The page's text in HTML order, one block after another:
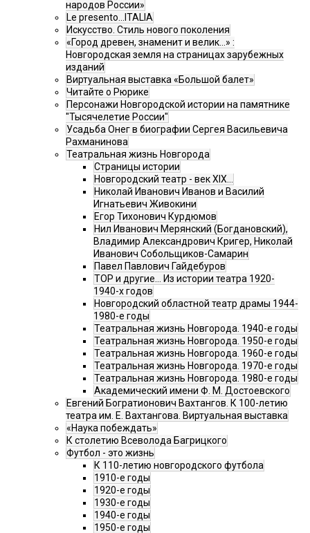
народов России»
Le presento...ITALIA
Искусство. Стиль нового поколения
«Город древен, знаменит и велик…» :
Новгородская земля на страницах зарубежных
изданий
Виртуальная выставка «Большой балет»
Читайте о Рюрике
Персонажи Новгородской истории на памятнике
"Тысячелетие России"
Усадьба Онег в биографии Сергея Васильевича
Рахманинова
Театральная жизнь Новгорода
Страницы истории
Новгородский театр - век XIX…
Николай Иванович Иванов и Василий
Игнатьевич Живокини
Егор Тихонович Курдюмов
Нил Иванович Мерянский (Богдановский),
Владимир Александрович Кригер, Николай
Иванович Собольщиков-Самарин
Павел Павлович Гайдебуров
ТОР и другие… Из истории театра 1920-
1940-х годов
Новгородский областной театр драмы 1944-
1980-е годы
Театральная жизнь Новгорода. 1940-е годы
Театральная жизнь Новгорода. 1950-е годы
Театральная жизнь Новгорода. 1960-е годы
Театральная жизнь Новгорода. 1970-е годы
Театральная жизнь Новгорода. 1980-е годы
Академический имени Ф. М. Достоевского
Евгений Богратионович Вахтангов. К 100-летию
театра им. Е. Вахтангова. Виртуальная выставка
«Наука побеждать»
К столетию Всеволода Багрицкого
Футбол - это жизнь
К 110-летию новгородского футбола
1910-е годы
1920-е годы
1930-е годы
1940-е годы
1950-е годы